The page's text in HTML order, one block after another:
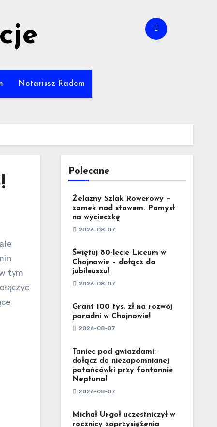
Notariusz Radom
tym
Polecane
Żelazny Szlak Rowerowy –
zamek nad stawem. Pomysł
na wycieczkę
2026-08-07
Świętuj 80-lecie Liceum w
Chojnowie – dołącz do
jubileuszu!
2026-08-07
Grant 100 tys. zł na rozwój
poradni w Chojnowie!
2026-08-07
Taniec pod gwiazdami:
dołącz do niezapomnianej
potańcówki przy fontannie
Neptuna!
2026-08-07
Michał Urgoł uczestniczył w
rocznicy zaprzysiężenia